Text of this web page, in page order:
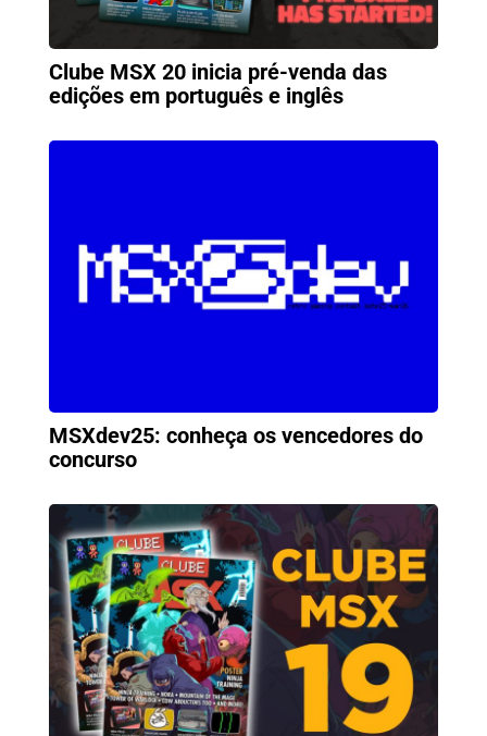
Clube MSX 20 inicia pré-venda das
edições em português e inglês
MSXdev25: conheça os vencedores do
concurso